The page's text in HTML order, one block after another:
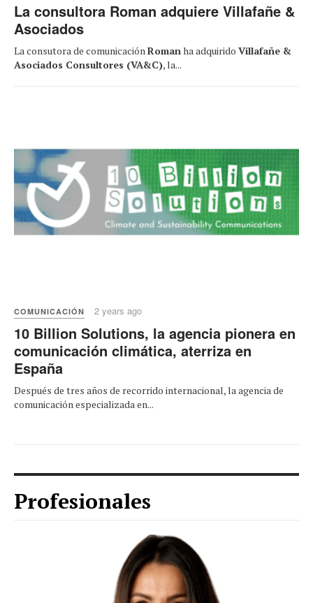
La consultora Roman adquiere Villafañe &
Asociados
La consutora de comunicaciónRomanha adquirido Villafañe &
Asociados Consultores (VA&C), la...
COMUNICACIÓN 2 years ago
10 Billion Solutions, la agencia pionera en
comunicación climática, aterriza en
España
Después de tres años de recorrido internacional, la agencia de
comunicación especializada en...
Profesionales